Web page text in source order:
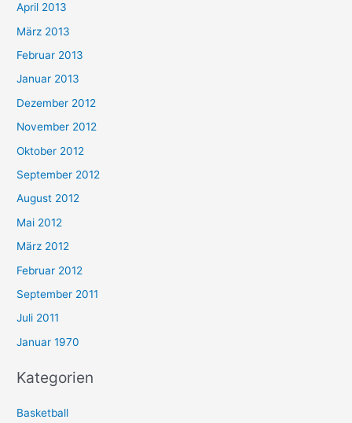
April 2013
März 2013
Februar 2013
Januar 2013
Dezember 2012
November 2012
Oktober 2012
September 2012
August 2012
Mai 2012
März 2012
Februar 2012
September 2011
Juli 2011
Januar 1970
Kategorien
Basketball